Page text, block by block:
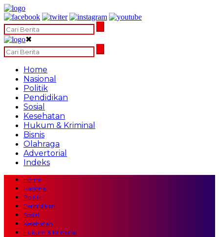
✖
Home
Nasional
Politik
Pendidikan
Sosial
Kesehatan
Hukum & Kriminal
Bisnis
Olahraga
Advertorial
Indeks
Home
Nasional
Politik
Pendidikan
Sosial
Kesehatan
Hukum & Kriminal